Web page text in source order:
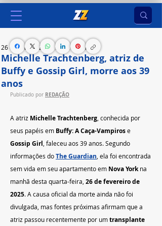
Michelle Trachtenberg, atriz de
Buffy e Gossip Girl, morre aos 39
anos
26 de fev. de 2025 1 min de leitura
Publicado por REDAÇÃO
A atriz Michelle Trachtenberg , conhecida por
seus papéis em Buffy: A Caça-Vampiros e
Gossip Girl , faleceu aos 39 anos. Segundo
informações do The Guardian , ela foi encontrada
sem vida em seu apartamento em Nova York na
manhã desta quarta-feira, 26 de fevereiro de
2025. A causa oficial da morte ainda não foi
divulgada, mas fontes próximas afirmam que a
atriz passou recentemente por um transplante